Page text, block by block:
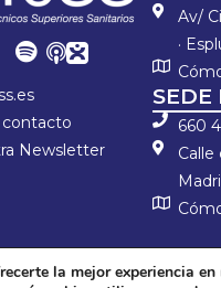
contacto
Newsletter
Av/
·
SEDE
660
Calle
la mejor experiencia en